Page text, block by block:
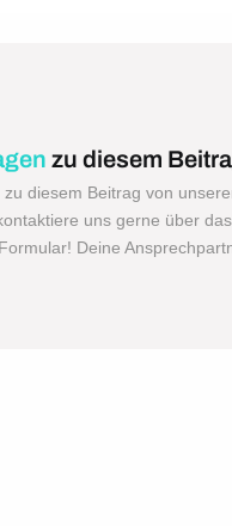
zu diesem
diesem Beitrag von
uns gerne über das
Deine